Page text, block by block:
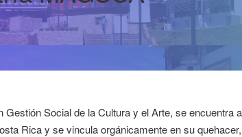
Gestión Social de la Cultura y el Arte, se
Rica y se vincula orgánicamente en su